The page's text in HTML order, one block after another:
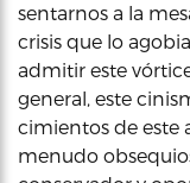
sentarnos a la
crisis que lo
admitir este
general, este
cimientos de este
menudo